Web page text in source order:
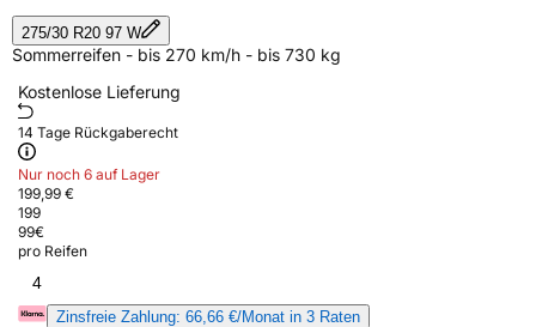
275/30 R20 97 W
Sommerreifen - bis 270 km/h - bis 730 kg
Kostenlose Lieferung
14 Tage Rückgaberecht
Nur noch 6 auf Lager
199,99 €
199
99€
pro Reifen
4
Zinsfreie Zahlung: 66,66 €/Monat in 3 Raten